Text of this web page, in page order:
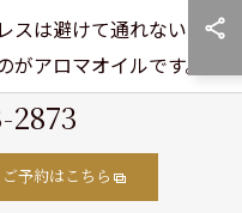
スは避けて通れないも
アロマオイルです。
オイルには、心身のバ
特にラベンダーやカモ
高く、ストレスの軽減
2873
ご予約はこちら